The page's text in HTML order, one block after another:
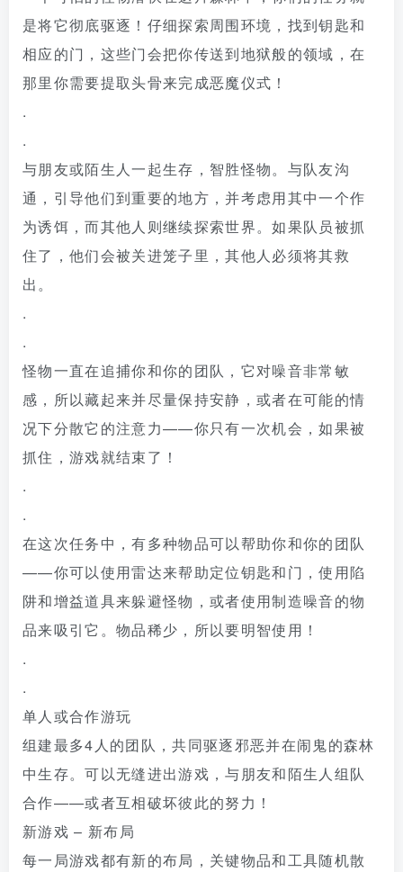
是将它彻底驱逐！仔细探索周围环境，找到钥匙和
相应的门，这些门会把你传送到地狱般的领域，在
那里你需要提取头骨来完成恶魔仪式！
.
.
与朋友或陌生人一起生存，智胜怪物。与队友沟
通，引导他们到重要的地方，并考虑用其中一个作
为诱饵，而其他人则继续探索世界。如果队员被抓
住了，他们会被关进笼子里，其他人必须将其救
出。
.
.
怪物一直在追捕你和你的团队，它对噪音非常敏
感，所以藏起来并尽量保持安静，或者在可能的情
况下分散它的注意力——你只有一次机会，如果被
抓住，游戏就结束了！
.
.
在这次任务中，有多种物品可以帮助你和你的团队
——你可以使用雷达来帮助定位钥匙和门，使用陷
阱和增益道具来躲避怪物，或者使用制造噪音的物
品来吸引它。物品稀少，所以要明智使用！
.
.
单人或合作游玩
组建最多4人的团队，共同驱逐邪恶并在闹鬼的森林
中生存。可以无缝进出游戏，与朋友和陌生人组队
合作——或者互相破坏彼此的努力！
新游戏 – 新布局
每一局游戏都有新的布局，关键物品和工具随机散